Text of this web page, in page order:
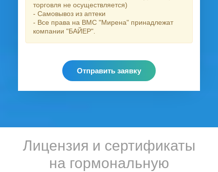
торговля не осуществляется)
- Самовывоз из аптеки
- Все права на ВМС "Мирена" принадлежат
компании "БАЙЕР".
Отправить заявку
Лицензия и сертификаты
на гормональную